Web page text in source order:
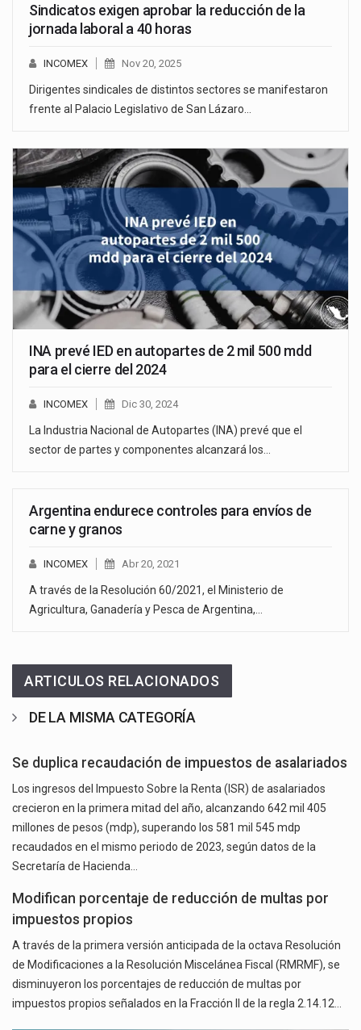
Sindicatos exigen aprobar la reducción de la
jornada laboral a 40 horas
INCOMEX Nov 20, 2025
Dirigentes sindicales de distintos sectores se manifestaron
frente al Palacio Legislativo de San Lázaro…
INA prevé IED en autopartes de 2 mil 500 mdd
para el cierre del 2024
INCOMEX Dic 30, 2024
La Industria Nacional de Autopartes (INA) prevé que el
sector de partes y componentes alcanzará los…
Argentina endurece controles para envíos de
carne y granos
INCOMEX Abr 20, 2021
A través de la Resolución 60/2021, el Ministerio de
Agricultura, Ganadería y Pesca de Argentina,…
ARTICULOS RELACIONADOS
DE LA MISMA CATEGORÍA
Se duplica recaudación de impuestos de asalariados
Los ingresos del Impuesto Sobre la Renta (ISR) de asalariados
crecieron en la primera mitad del año, alcanzando 642 mil 405
millones de pesos (mdp), superando los 581 mil 545 mdp
recaudados en el mismo periodo de 2023, según datos de la
Secretaría de Hacienda…
Modifican porcentaje de reducción de multas por
impuestos propios
A través de la primera versión anticipada de la octava Resolución
de Modificaciones a la Resolución Miscelánea Fiscal (RMRMF), se
disminuyeron los porcentajes de reducción de multas por
impuestos propios señalados en la Fracción II de la regla 2.14.12…